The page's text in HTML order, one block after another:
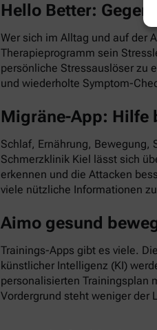
Hello Better: Gegen
Wer sich im Alltag und auf der
Therapieprogramm sein
persönliche Stressauslöser zu
und wiederholte Symptom-
Migräne-App: Hilfe
Schlaf, Ernährung,
Schmerzklinik Kiel lässt sich
erkennen und die Attacken
viele nützliche Informationen
Aimo gesund
Trainings-Apps gibt es viele.
künstlicher Intelligenz (KI)
personalisierten Trainingsplan
Vordergrund steht weniger der